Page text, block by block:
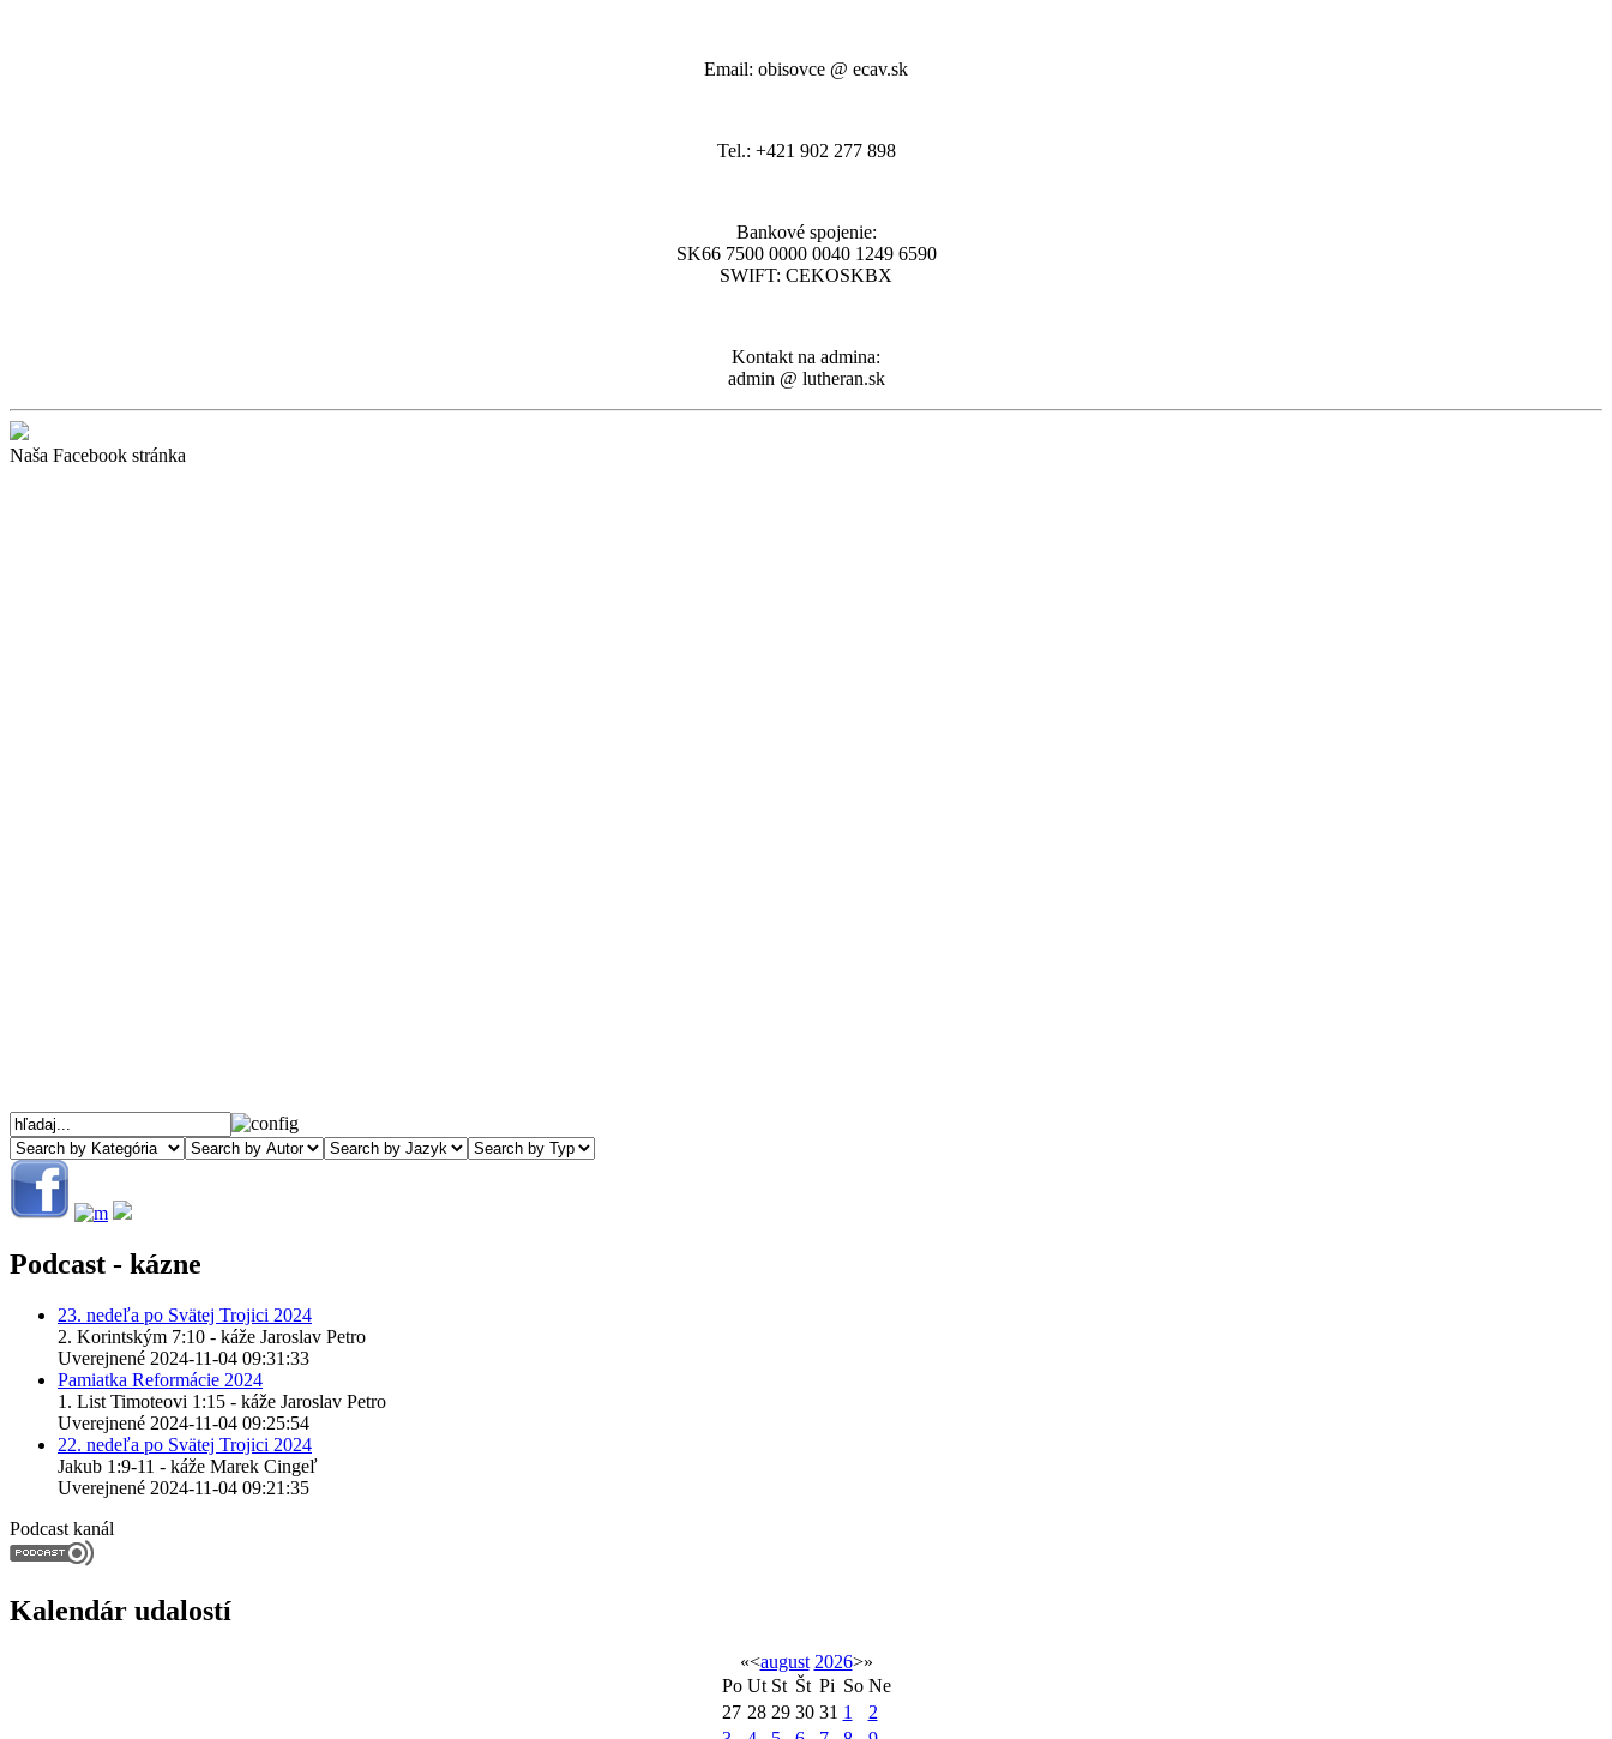
Email: obisovce @ ecav.sk
Tel.: +421 902 277 898
Bankové spojenie:
SK66 7500 0000 0040 1249 6590
SWIFT: CEKOSKBX
Kontakt na admina:
admin @ lutheran.sk
Naša Facebook stránka
Podcast - kázne
23. nedeľa po Svätej Trojici 2024
2. Korintským 7:10 - káže Jaroslav Petro
Uverejnené 2024-11-04 09:31:33
Pamiatka Reformácie 2024
1. List Timoteovi 1:15 - káže Jaroslav Petro
Uverejnené 2024-11-04 09:25:54
22. nedeľa po Svätej Trojici 2024
Jakub 1:9-11 - káže Marek Cingeľ
Uverejnené 2024-11-04 09:21:35
Podcast kanál
Kalendár udalostí
«<august 2026>»
Po Ut St Št Pi So Ne
27 28 29 30 31 1
2